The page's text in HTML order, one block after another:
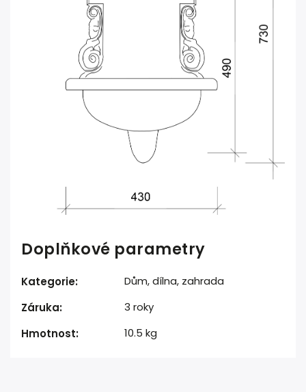
Doplňkové parametry
Kategorie:
Dům, dílna, zahrada
Záruka:
3 roky
Hmotnost: 10.5 kg